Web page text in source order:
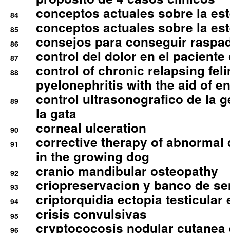
84 conceptos actuales sobre la
85 conceptos actuales sobre la
86 consejos para conseguir
87 control del dolor en el
88
control of chronic relapsing
pyelonephritis with the aid of
89
control ultrasonografico de la
la gata
90 corneal ulceration
91
corrective therapy of abnormal
in the growing dog
92 cranio mandibular osteopathy
93 criopreservacion y banco de
94 criptorquidia ectopia testicular
95 crisis convulsivas
96 cryptococosis nodular cutanea